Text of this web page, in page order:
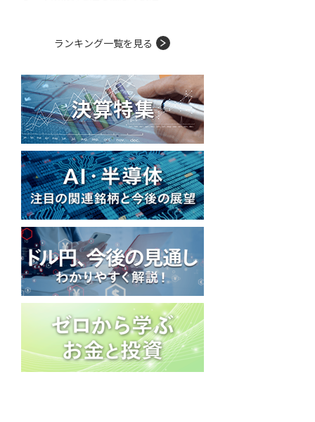
ランキング一覧を見る